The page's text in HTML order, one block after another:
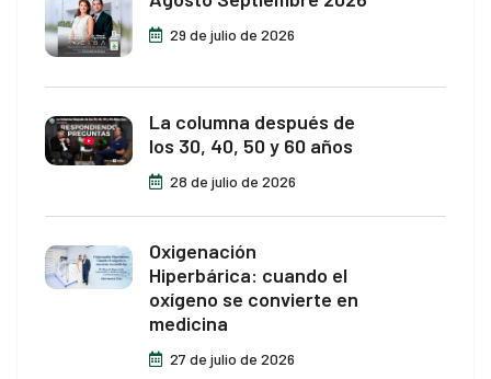
29 de julio de 2026
La columna después de
los 30, 40, 50 y 60 años
28 de julio de 2026
Oxigenación
Hiperbárica: cuando el
oxígeno se convierte en
medicina
27 de julio de 2026